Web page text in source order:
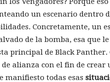
un escenario dentro
Concretamente, un
de la bomba, esa que
principal de Black Panther.
alianza con el fin de crear
manifiesto todas esas